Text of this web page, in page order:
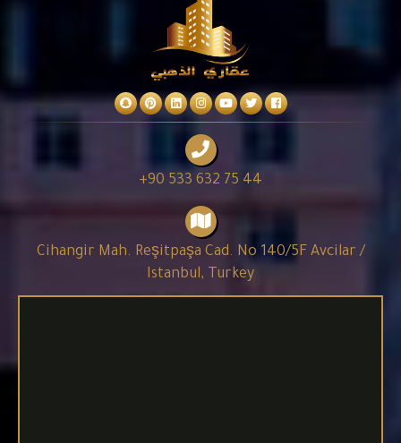
+90 533 632 75 44
Cihangir Mah. Reşitpaşa Cad. No 140/5F Avcilar /
Istanbul, Turkey